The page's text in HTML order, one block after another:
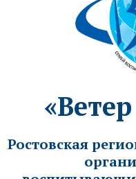
Ростовская